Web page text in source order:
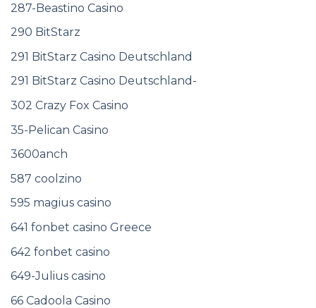
287-Beastino Casino
290 BitStarz
291 BitStarz Casino Deutschland
291 BitStarz Casino Deutschland-
302 Crazy Fox Casino
35-Pelican Casino
3600anch
587 coolzino
595 magius casino
641 fonbet casino Greece
642 fonbet casino
649-Julius casino
66 Cadoola Casino